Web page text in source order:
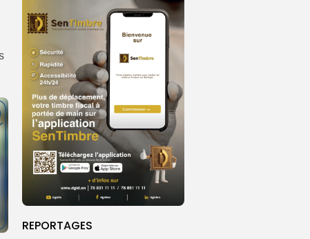
REPORTAGES